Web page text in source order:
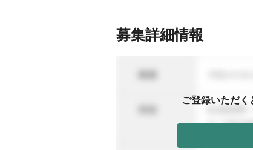
募集詳細情報
ご登録いただ